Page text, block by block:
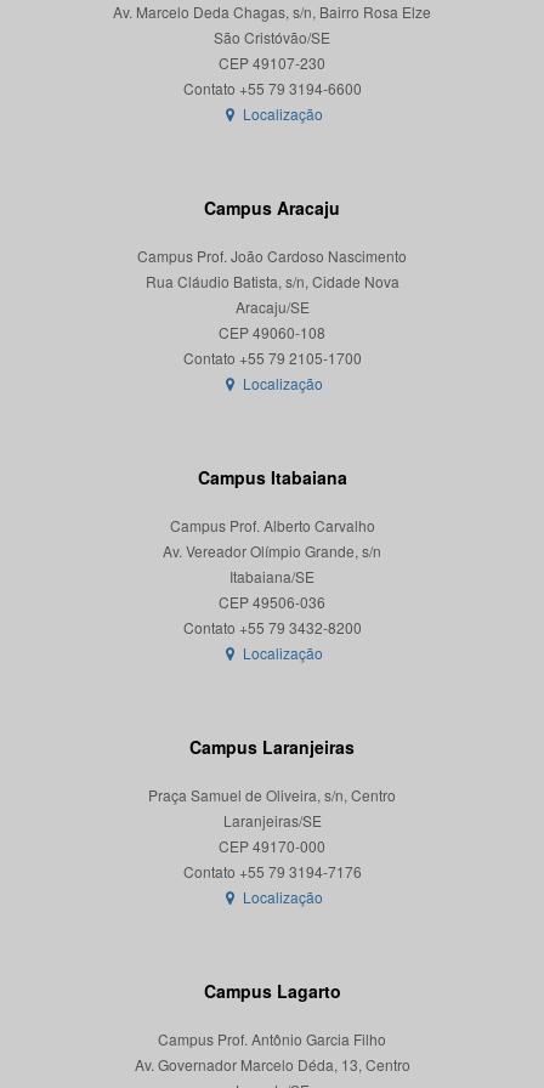
Av. Marcelo Deda Chagas, s/n, Bairro Rosa Elze
São Cristóvão/SE
CEP 49107-230
Localização
Campus Aracaju
Campus Prof. João Cardoso Nascimento
Rua Cláudio Batista, s/n, Cidade Nova
Aracaju/SE
CEP 49060-108
Localização
Campus Itabaiana
Campus Prof. Alberto Carvalho
Av. Vereador Olímpio Grande, s/n
Itabaiana/SE
CEP 49506-036
Localização
Campus Laranjeiras
Praça Samuel de Oliveira, s/n, Centro
Laranjeiras/SE
CEP 49170-000
Localização
Campus Lagarto
Campus Prof. Antônio Garcia Filho
Av. Governador Marcelo Déda, 13, Centro